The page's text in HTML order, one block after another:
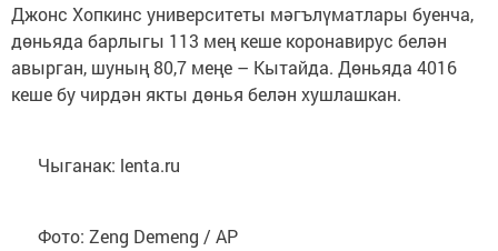
Джонс Хопкинс университеты мәгълүматлары буенча,
дөньяда барлыгы 113 мең кеше коронавирус белән
авырган, шуның 80,7 меңе – Кытайда. Дөньяда 4016
кеше бу чирдән якты дөнья белән хушлашкан.
Чыганак: lenta.ru
Фото: Zeng Demeng / AP